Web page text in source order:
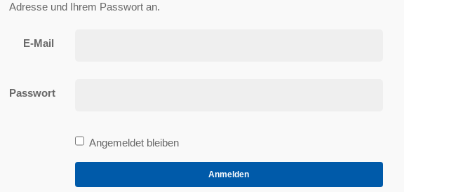
Adresse und Ihrem Passwort an.
E-Mail
Passwort
Bleibe
angemeldet
Angemeldet bleiben
Anmelden